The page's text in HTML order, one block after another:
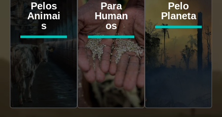
Pelos
Animai
s
Para
Human
os
Pelo
Planeta